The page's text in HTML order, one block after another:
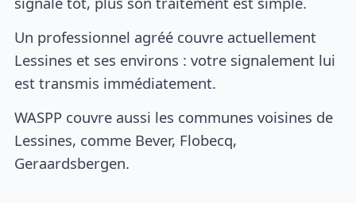
Un professionnel agréé couvre actuellement
Lessines et ses environs : votre signalement lui
est transmis immédiatement.
WASPP couvre aussi les communes voisines de
Lessines, comme Bever, Flobecq,
Geraardsbergen.